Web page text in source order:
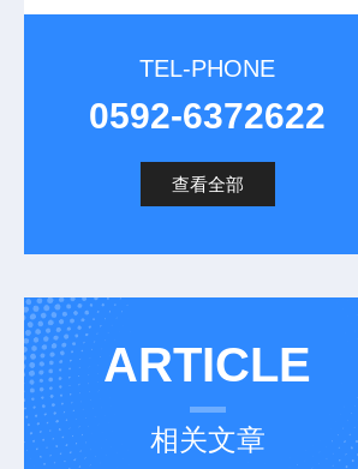
TEL-PHONE
0592-6372622
查看全部
ARTICLE
相关文章